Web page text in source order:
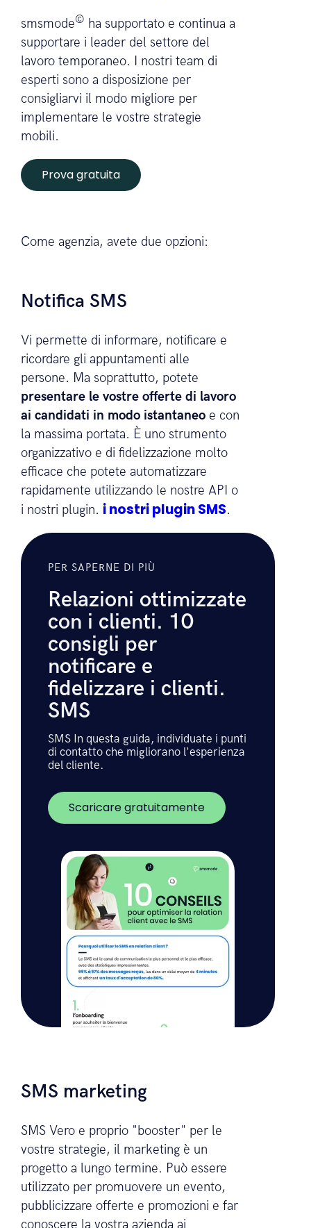
smsmode
per
comunicare con i
lavoratori temporanei?
smsmode© ha supportato e continua a
supportare i leader del settore del
lavoro temporaneo. I nostri team di
consigliarvi il modo migliore per
implementare le vostre strategie
Prova gratuita
Notifica SMS
Vi permette di informare, notificare e
ricordare gli appuntamenti alle
persone. Ma soprattutto, potete
presentare le vostre offerte di lavoro
ai candidati in modo istantaneo e con
la massima portata. È uno strumento
efficace che potete automatizzare
rapidamente utilizzando le nostre API o
PER SAPERNE DI PIÙ
Relazioni ottimizzate
con i clienti. 10
consigli per
notificare e
fidelizzare i clienti.
SMS In questa guida, individuate i punti
di contatto che migliorano l'esperienza
Scaricare gratuitamente
SMS marketing
SMS Vero e proprio "booster" per le
vostre strategie, il marketing è un